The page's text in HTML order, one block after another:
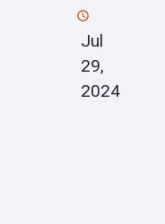
Jul
29,
2024